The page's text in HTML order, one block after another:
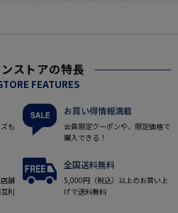
ストアの特長
FEATURES
も
お買い得情報満載
会員限定クーポンや、限定価格で
購入できる！
舗
利
全国送料無料
5,000円（税込）以上のお買い上
げで送料無料